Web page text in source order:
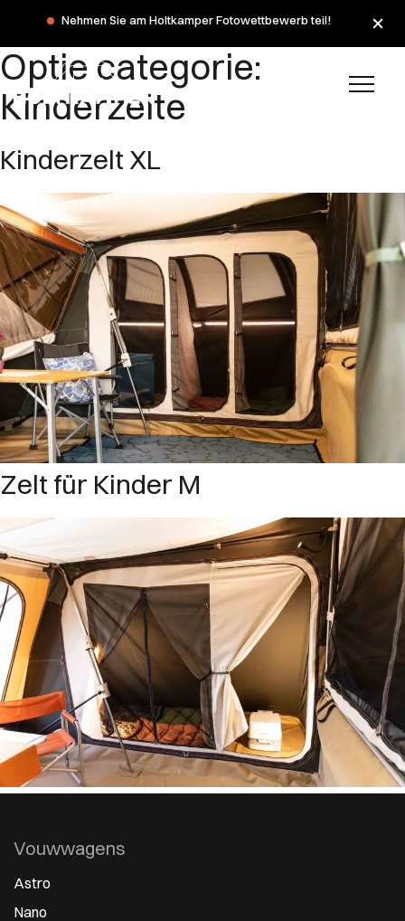
Nehmen Sie am Holtkamper Fotowettbewerb teil!
Optie categorie:
Kinderzelte
Kinderzelt XL
Zelt für Kinder M
Vouwwagens
Astro
Nano